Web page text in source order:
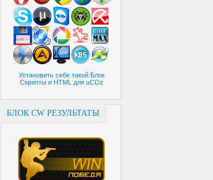
Установить себе такой Блок
Скрипты и HTML для uCOz
БЛОК CW РЕЗУЛЬТАТЫ